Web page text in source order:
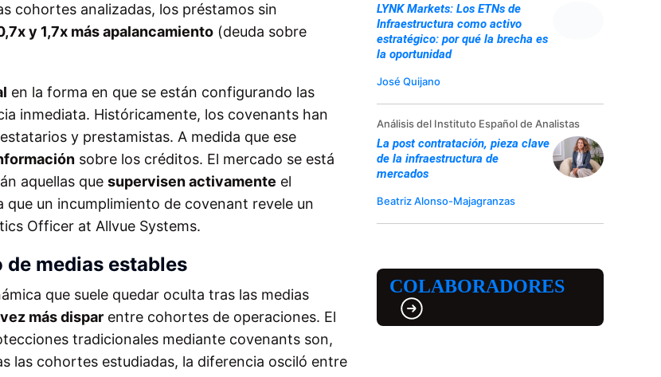
cohortes analizadas, los préstamos sin
y 1,7x más apalancamiento (deuda sobre
en la forma en que se están configurando las
inmediata. Históricamente, los covenants han
y prestamistas. A medida que ese
sobre los créditos. El mercado se está
aquellas que supervisen activamente el
un incumplimiento de covenant revele un
Officer at Allvue Systems.
medias estables
que suele quedar oculta tras las medias
más dispar entre cohortes de operaciones. El
tradicionales mediante covenants son,
las cohortes estudiadas, la diferencia osciló entre
LYNK Markets: Los ETNs de
Infraestructura como activo
estratégico: por qué la brecha es
la oportunidad
José Quijano
Análisis del Instituto Español de Analistas
La post contratación, pieza clave
de la infraestructura de
mercados
Beatriz Alonso-Majagranzas
COLABORADORES